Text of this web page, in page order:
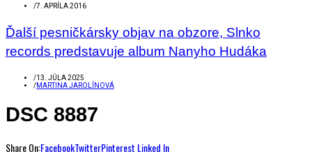
/7. APRÍLA 2016
Ďalší pesničkársky objav na obzore, Slnko
records predstavuje album Nanyho Hudáka
/13. JÚLA 2025
/MARTINA JAROLÍNOVÁ
DSC 8887
Share On:FacebookTwitterPinterest Linked In